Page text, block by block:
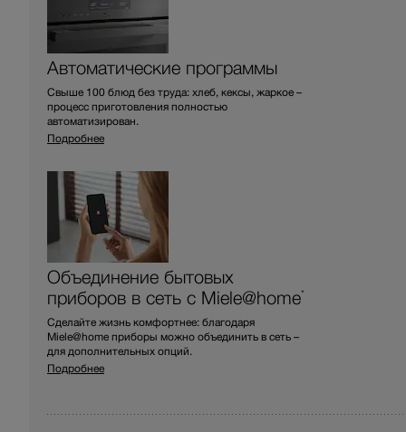
Автоматические программы
Свыше 100 блюд без труда: хлеб, кексы, жаркое –
процесс приготовления полностью
автоматизирован.
Подробнее
Объединение бытовых
приборов в сеть с Miele@home*
Сделайте жизнь комфортнее: благодаря
Miele@home приборы можно объединить в сеть –
для дополнительных опций.
Подробнее